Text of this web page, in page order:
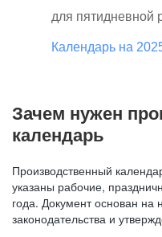
для пятидневной
Календарь на
Зачем нужен
календарь
Производственный
указаны рабочие,
года. Документ основан на
законодательства и